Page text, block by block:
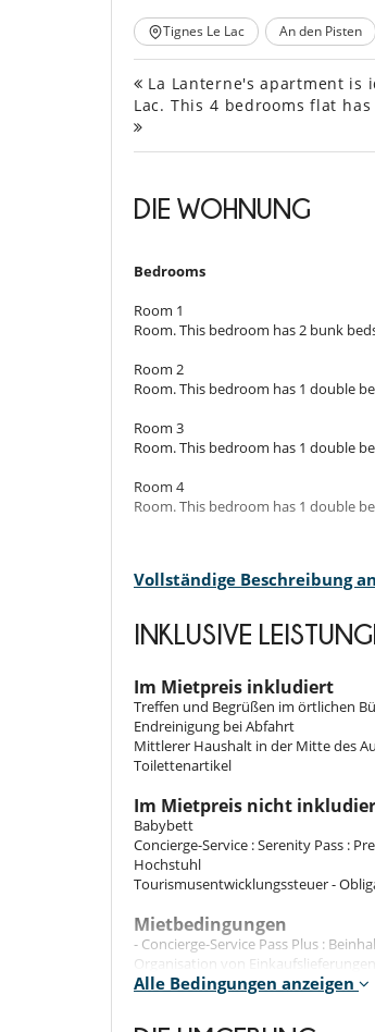
Tignes Le Lac An den Pisten
La Lanterne's apartment is
Lac. This 4 bedrooms flat
DIE WOHNUNG
Bedrooms
Room 1
Room. This bedroom has 2 bunk
Room 2
Room. This bedroom has 1 double
Room 3
Room. This bedroom has 1 double
Room 4
Room. This bedroom has 1 double
Sie kochen selbst
Für Ihren Komfort und Ihr
Privatparkplatz
Terrasse
In der Nähe
In der Nähe von Skischulen
Ski in - Ski out
Küche und Ausstattung
amerikanische Küche
Unterhaltung,
Internetzugang (Wifi)
Vollständige Beschreibung
INKLUSIVE
Im Mietpreis inkludiert
Treffen und Begrüßen im örtlichen
Endreinigung bei Abfahrt
Mittlerer Haushalt in der Mitte des
Toilettenartikel
Im Mietpreis nicht
Babybett
Concierge-Service : Serenity Pass :
Hochstuhl
Tourismusentwicklungssteuer -
Mietbedingungen
- Concierge-Service Pass Plus :
Organisation von
Babysitting, Aktivitäten,
Alle Bedingungen anzeigen